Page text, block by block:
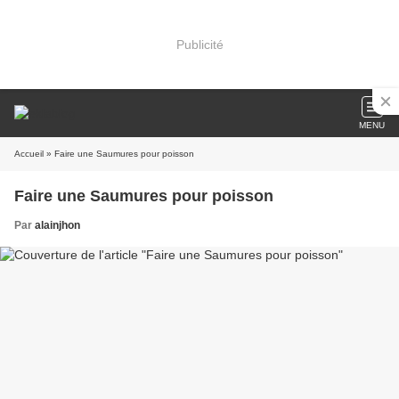
Publicité
MENU
Accueil » Faire une Saumures pour poisson
Faire une Saumures pour poisson
Par alainjhon